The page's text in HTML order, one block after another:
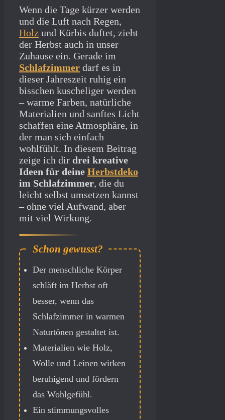
Wenn die Tage kürzer werden
und die Luft nach Regen,
Holz und Kürbis duftet, zieht
der Herbst auch in unser
Zuhause ein. Gerade im
Schlafzimmer darf es in
dieser Jahreszeit ruhig ein
bisschen kuscheliger werden
– warme Farben, natürliche
Materialien und sanftes Licht
schaffen eine Atmosphäre, in
der man sich einfach
wohlfühlt. In diesem Beitrag
zeige ich dir drei kreative
Ideen für deine Herbstdeko
im Schlafzimmer, die du
leicht selbst umsetzen kannst
– ohne viel Aufwand, aber
mit viel Wirkung.
Der menschliche Körper
schläft im Herbst oft
besser, wenn das
Schlafzimmer in warmen
Naturtönen gestaltet ist.
Materialien wie Holz,
Wolle und Leinen wirken
beruhigend und fördern
das Wohlgefühl.
Ein stimmungsvolles